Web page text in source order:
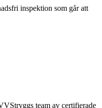
inspektion som går att
team av certifierade